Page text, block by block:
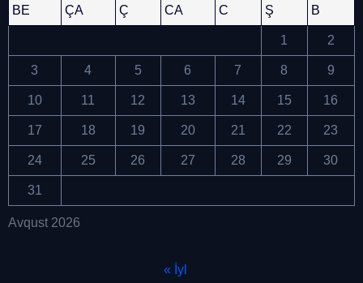
Avqust 2026
BE ÇA Ç CA C Ş B
1 2
3 4 5 6 7 8 9
10 11 12 13 14 15 16
17 18 19 20 21 22 23
24 25 26 27 28 29 30
31
« İyl